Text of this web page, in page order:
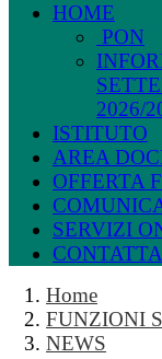
HOME
PON
2026/
ISTITUTO
AREA
OFFERTA
SERVIZI
Home
FUNZIONI
NEWS